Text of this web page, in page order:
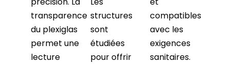
transparence
du plexiglas
permet une
lecture
structures
sont
étudiées
pour offrir
compatibles
avec les
exigences
sanitaires.